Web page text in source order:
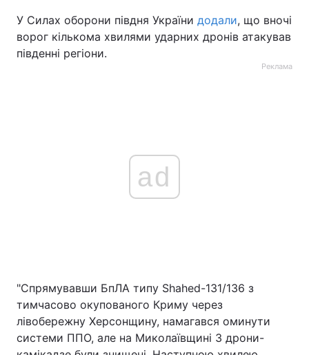
У Силах оборони півдня України додали, що вночі
ворог кількома хвилями ударних дронів атакував
південні регіони.
Реклама
ad
"Спрямувавши БпЛА типу Shahed-131/136 з
тимчасово окупованого Криму через
лівобережну Херсонщину, намагався оминути
системи ППО, але на Миколаївщині 3 дрони-